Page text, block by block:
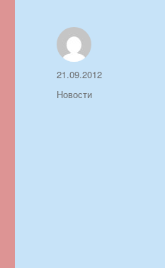
Автор
Опубликовано
21.09.2012
Рубрики
Новости